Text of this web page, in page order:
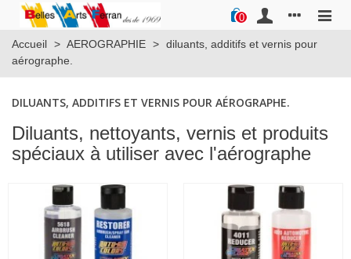
0
Accueil > AEROGRAPHIE > diluants, additifs et vernis pour
aérographe.
DILUANTS, ADDITIFS ET VERNIS POUR AÉROGRAPHE.
Diluants, nettoyants, vernis et produits
spéciaux à utiliser avec l'aérographe